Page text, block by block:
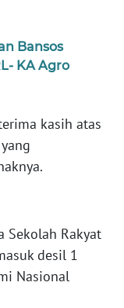
Bansos
KA Agro
kasih atas
Sekolah Rakyat
desil 1
Nasional